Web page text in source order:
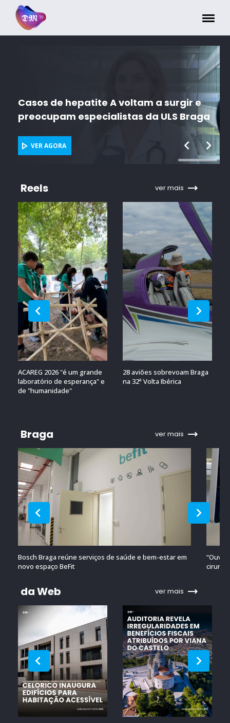
Casos de hepatite A voltam a surgir e
preocupam especialistas da ULS Braga
VER AGORA
Reels ver mais
ACAREG 2026 "é um grande
laboratório de esperança" e
de "humanidade"
28 aviões sobrevoam Braga
na 32ª Volta Ibérica
Braga ver mais
Bosch Braga reúne serviços de saúde e bem-estar em
novo espaço BeFit
da Web ver mais
Painel de Gerenciamento de Cookies